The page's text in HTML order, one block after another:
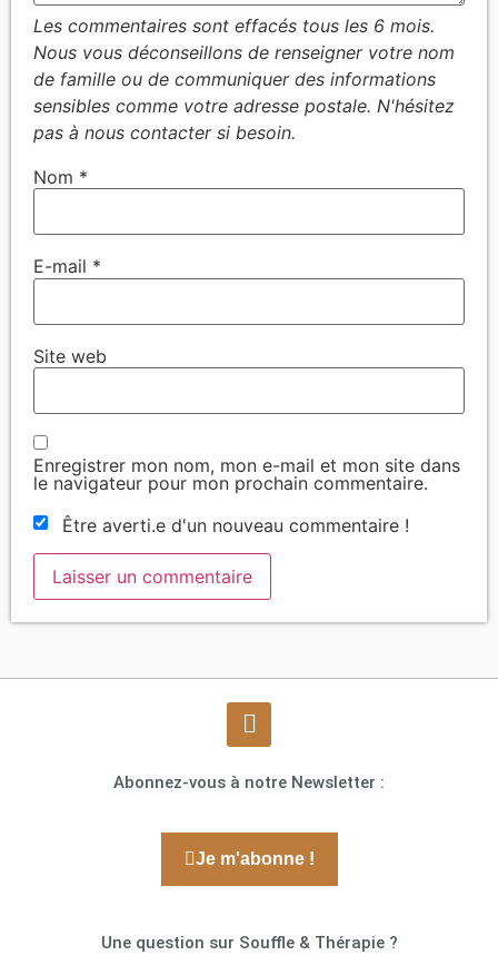
Nom *
E-mail *
Site web
Enregistrer mon nom, mon e-mail et mon site dans
le navigateur pour mon prochain commentaire.
Être averti.e d'un nouveau commentaire !
Abonnez-vous à notre Newsletter :
Je m'abonne !
Une question sur Souffle & Thérapie ?